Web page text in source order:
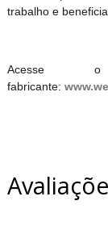
trabalho e
Acesse
fabricante: